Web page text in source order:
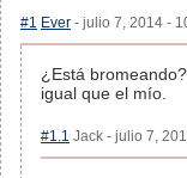
#1 Ever - julio 7, 2014 -
¿Está
igual que el mío.
#1.1 Jack - julio 7,